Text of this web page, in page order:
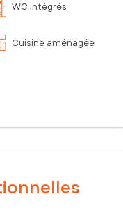
WC intégrés
Cuisine aménagée